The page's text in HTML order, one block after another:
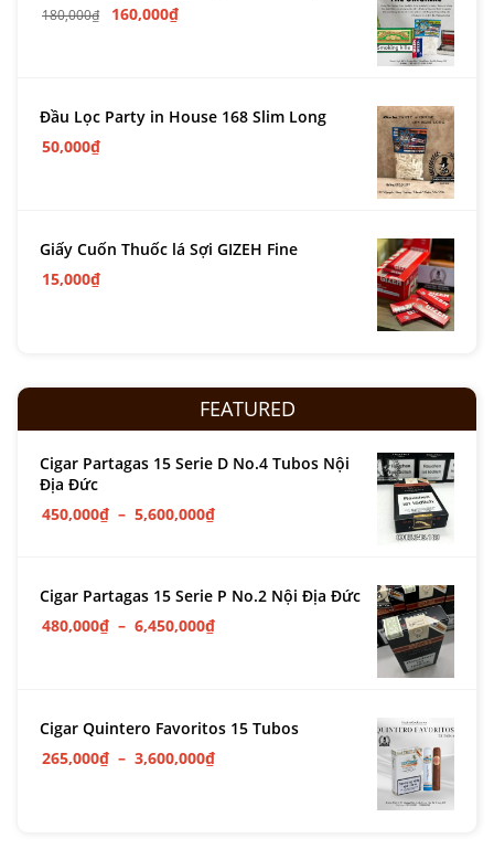
180,000₫ 160,000₫
Đầu Lọc Party in House 168 Slim Long
50,000₫
Giấy Cuốn Thuốc lá Sợi GIZEH Fine
15,000₫
FEATURED
Cigar Partagas 15 Serie D No.4 Tubos Nội
Địa Đức
450,000₫ – 5,600,000₫
Cigar Partagas 15 Serie P No.2 Nội Địa Đức
480,000₫ – 6,450,000₫
Cigar Quintero Favoritos 15 Tubos
265,000₫ – 3,600,000₫